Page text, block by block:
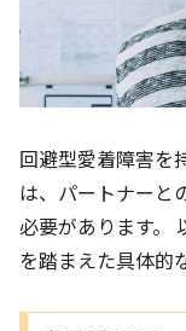
回避型愛着障害を
は、パートナーと
必要があります。
を踏まえた具体的